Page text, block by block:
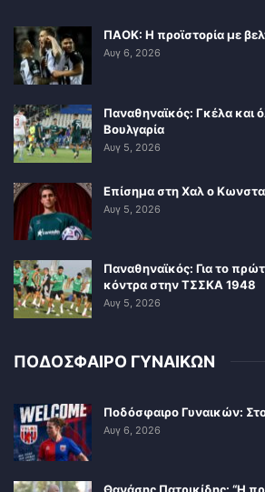
ΠΑΟΚ: Η προϊστορία με
Αυγ 6, 2026
Παναθηναϊκός: Γκέλα και
Βουλγαρία
Αυγ 5, 2026
Επίσημα στη Χαλ ο
Αυγ 5, 2026
Παναθηναϊκός: Για το
κόντρα στην ΤΣΣΚΑ 1948
Αυγ 5, 2026
ΠΟΔΟΣΦΑΙΡΟ ΓΥΝΑΙΚΩΝ
Ποδόσφαιρο Γυναικών:
Αυγ 6, 2026